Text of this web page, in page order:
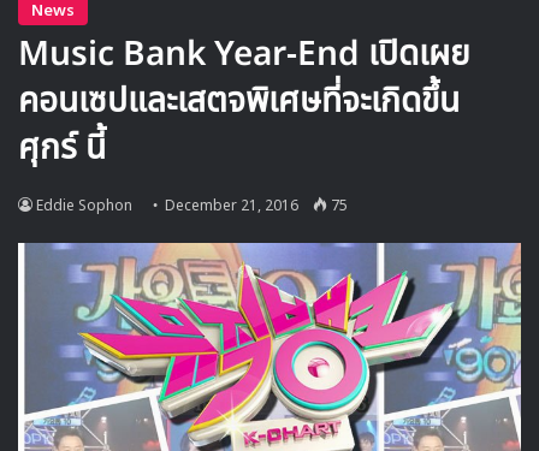
เธอเป็นครอบครัวนักดนตรี ซึ่งเธอเริ่มเล่นกีต้าร์ตั้งแต่อายุ 12 ปี
และเข้าร่วมเป็นสมาชิกวง Christian Music ที่ชื่อว่า POS ที่มี
สมาชิกในครอบครัวของเธอร่วมวงอยู่ด้วย เมื่ออายุ 19 ปี เธอ
ตัดสินใจมายังอเมริกา และเรียนต่อทางด้านดนตรีที่MI
(Musicians Institute College of Contemporary
Music)